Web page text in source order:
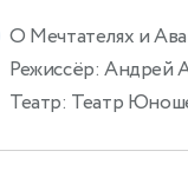
О Мечтателях и
Режиссёр: Андрей
Театр: Театр